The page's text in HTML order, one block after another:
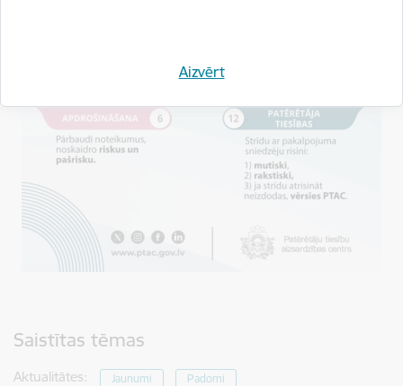
Aizvērt
Saistītas tēmas
Aktualitātes: Jaunumi Padomi